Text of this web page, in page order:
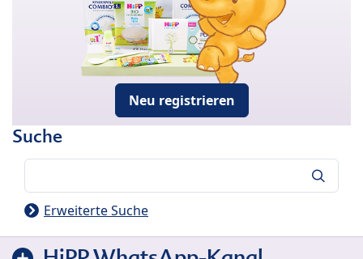
Neu registrieren
Suche
Erweiterte Suche